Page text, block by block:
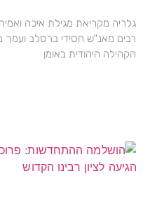
גלריה מקריאת מגילת איכה
רבים מאנ"ש חסידי ברסלב ועמך
הקהילה היהודית באומן